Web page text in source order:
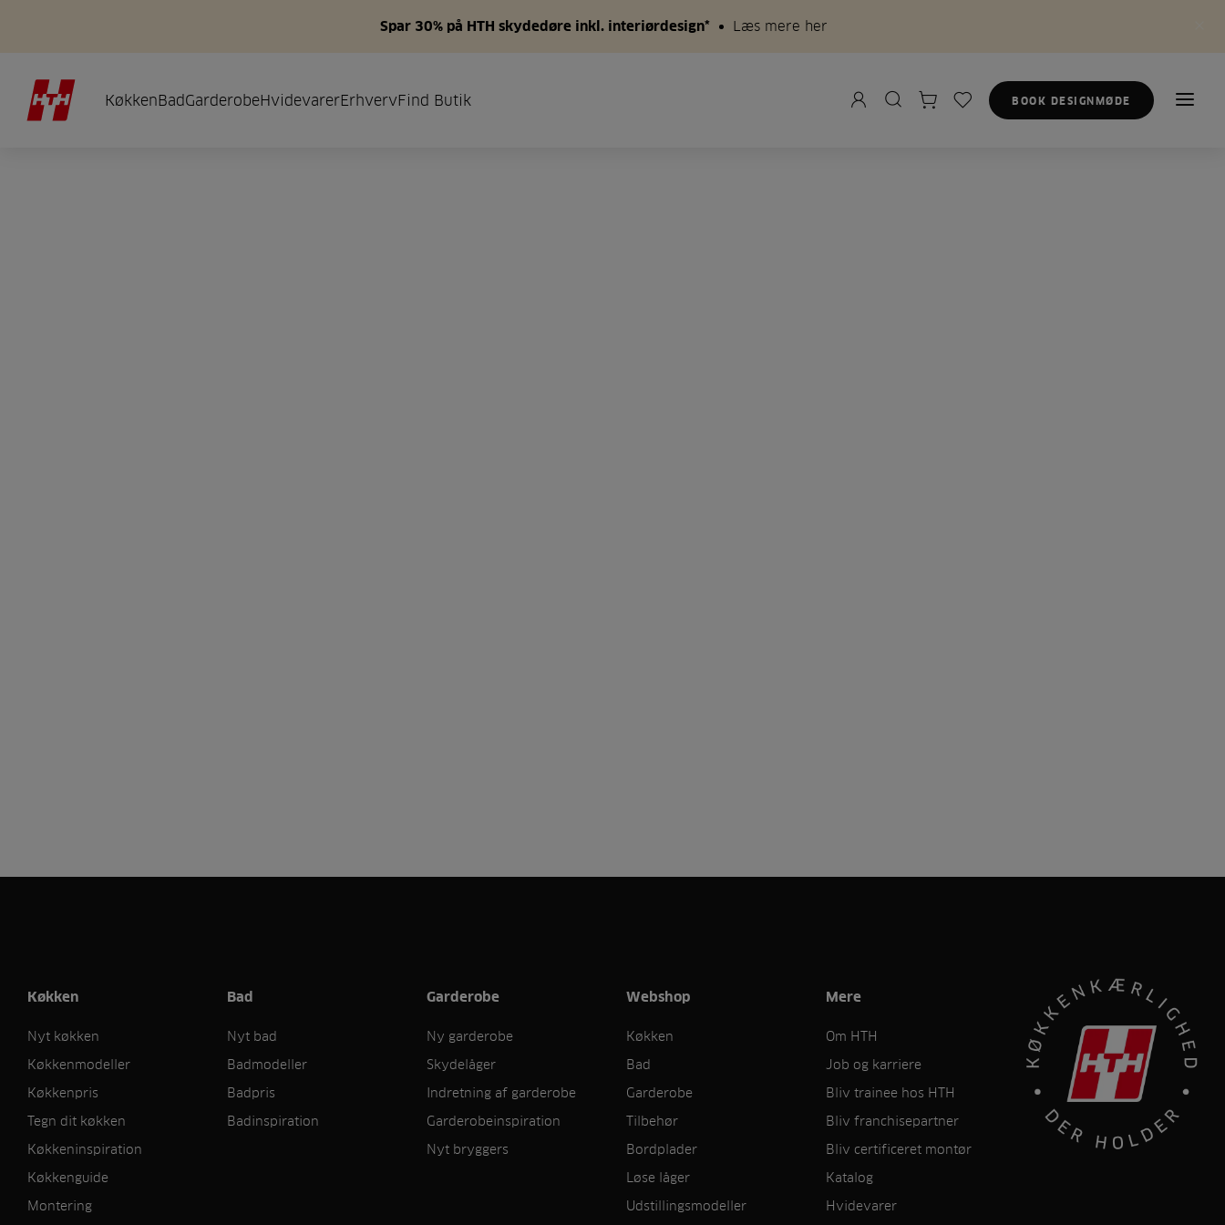
Spar 30% på HTH skydedøre inkl. interiørdesign* Læs mere her
KøkkenBadGarderobeHvidevarerErhvervFind Butik BOOK DESIGNMØDE
Køkken
Nyt køkken
Køkkenmodeller
Køkkenpris
Tegn dit køkken
Køkkeninspiration
Køkkenguide
Montering
Bad
Nyt bad
Badmodeller
Badpris
Badinspiration
Garderobe
Ny garderobe
Skydelåger
Indretning af garderobe
Garderobeinspiration
Nyt bryggers
Webshop
Køkken
Bad
Garderobe
Tilbehør
Bordplader
Løse låger
Udstillingsmodeller
Mere
Om HTH
Job og karriere
Bliv trainee hos HTH
Bliv franchisepartner
Bliv certificeret montør
Katalog
Hvidevarer